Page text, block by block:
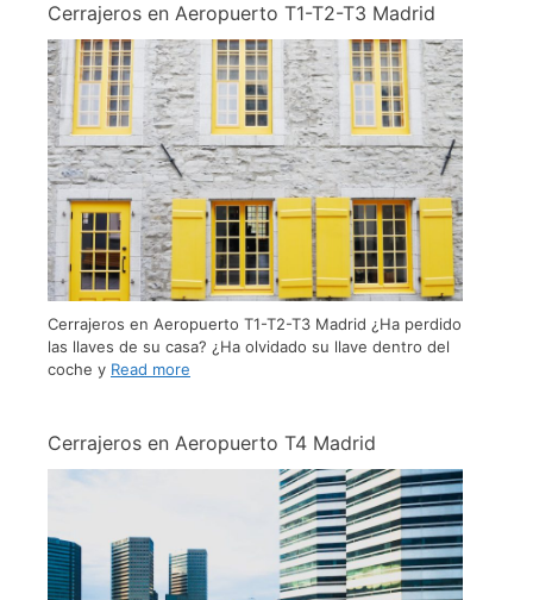
Cerrajeros en Aeropuerto T1-T2-T3 Madrid
Cerrajeros en Aeropuerto T1-T2-T3 Madrid ¿Ha perdido
las llaves de su casa? ¿Ha olvidado su llave dentro del
coche y Read more
Cerrajeros en Aeropuerto T4 Madrid